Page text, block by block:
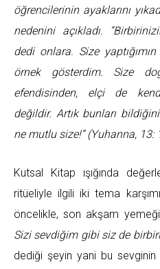
öğrencilerinin ayaklarını
nedenini açıkladı.
dedi onlara. Size
örnek gösterdim. Size
efendisinden, elçi de
değildir. Artık bunları
ne mutlu size!” (Yuhanna, 13:
Kutsal Kitap ışığında
ritüeliyle ilgili iki tema
öncelikle, son akşam yemeği
Sizi sevdiğim gibi siz de
dediği şeyin yani bu